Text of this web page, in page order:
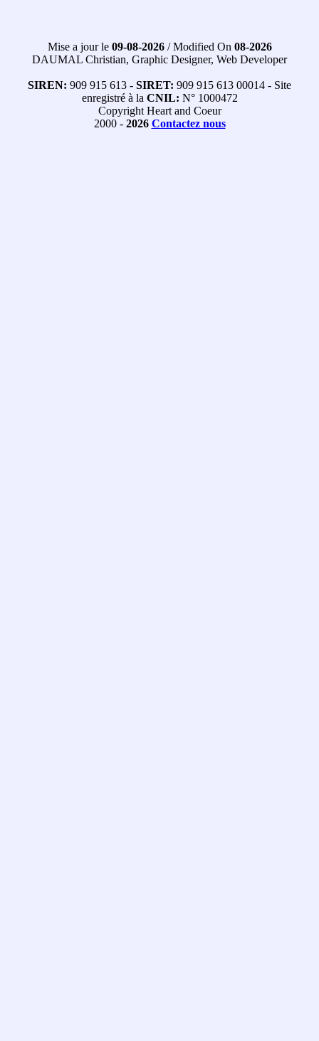
Mise a jour le 09-08-2026/ Modified On 08-2026
DAUMAL Christian, Graphic Designer, Web Developer
SIREN: 909 915 613 - SIRET: 909 915 613 00014 - Site
enregistré à la CNIL: N° 1000472
Copyright Heart and Coeur
2000 - 2026 Contactez nous